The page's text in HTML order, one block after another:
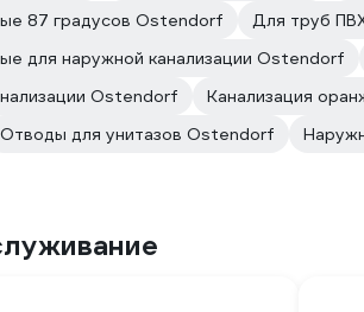
87 градусов Ostendorf
Для труб
для наружной канализации Ostendorf
Ostendorf
Канализация
Отводы для унитазов Ostendorf